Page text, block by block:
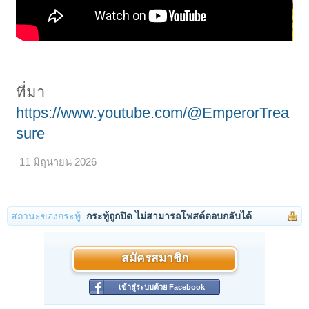
ที่มา
https://www.youtube.com/@EmperorTrea
sure
11 มิถุนายน 2026
สถานะของกระทู้: กระทู้ถูกปิด ไม่สามารถโพสต์ตอบกลับได้
สมัครสมาชิก
เข้าสู่ระบบด้วย Facebook